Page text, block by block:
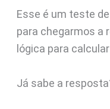
Esse é um teste
para chegarmos a
lógica para
Já sabe a